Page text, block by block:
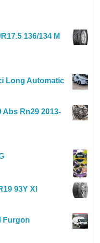
136/134 M
Long Automatic
Abs Rn29 2013-
93Y Xl
Furgon